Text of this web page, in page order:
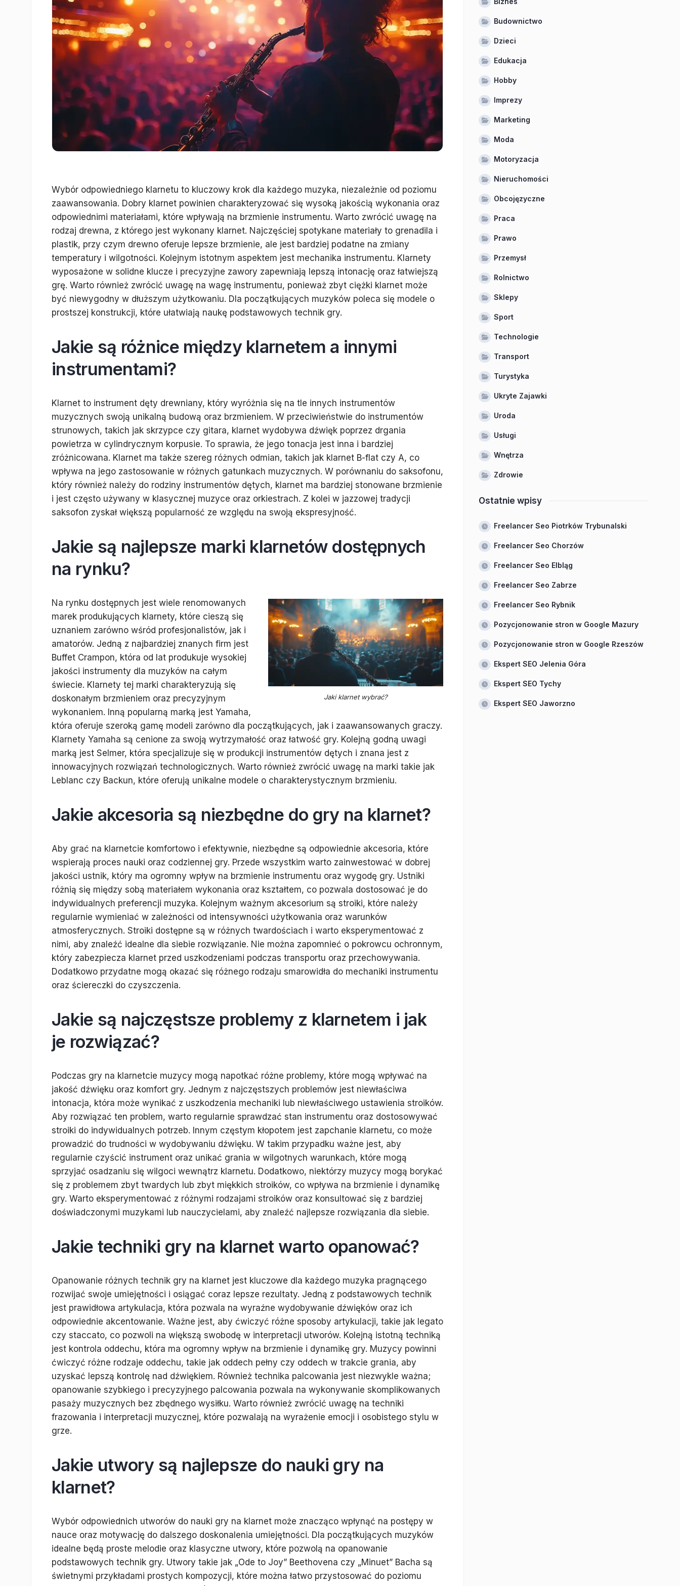
Wybór odpowiedniego klarnetu to kluczowy krok dla każdego muzyka, niezależnie od poziomu
zaawansowania. Dobry klarnet powinien charakteryzować się wysoką jakością wykonania oraz
odpowiednimi materiałami, które wpływają na brzmienie instrumentu. Warto zwrócić uwagę na
rodzaj drewna, z którego jest wykonany klarnet. Najczęściej spotykane materiały to grenadila i
plastik, przy czym drewno oferuje lepsze brzmienie, ale jest bardziej podatne na zmiany
temperatury i wilgotności. Kolejnym istotnym aspektem jest mechanika instrumentu. Klarnety
wyposażone w solidne klucze i precyzyjne zawory zapewniają lepszą intonację oraz łatwiejszą
grę. Warto również zwrócić uwagę na wagę instrumentu, ponieważ zbyt ciężki klarnet może
być niewygodny w dłuższym użytkowaniu. Dla początkujących muzyków poleca się modele o
prostszej konstrukcji, które ułatwiają naukę podstawowych technik gry.
Jakie są różnice między klarnetem a innymi
instrumentami?
Klarnet to instrument dęty drewniany, który wyróżnia się na tle innych instrumentów
muzycznych swoją unikalną budową oraz brzmieniem. W przeciwieństwie do instrumentów
strunowych, takich jak skrzypce czy gitara, klarnet wydobywa dźwięk poprzez drgania
powietrza w cylindrycznym korpusie. To sprawia, że jego tonacja jest inna i bardziej
zróżnicowana. Klarnet ma także szereg różnych odmian, takich jak klarnet B-flat czy A, co
wpływa na jego zastosowanie w różnych gatunkach muzycznych. W porównaniu do saksofonu,
który również należy do rodziny instrumentów dętych, klarnet ma bardziej stonowane brzmienie
i jest często używany w klasycznej muzyce oraz orkiestrach. Z kolei w jazzowej tradycji
saksofon zyskał większą popularność ze względu na swoją ekspresyjność.
Jakie są najlepsze marki klarnetów dostępnych
na rynku?
Jaki klarnet wybrać?
Na rynku dostępnych jest wiele renomowanych
marek produkujących klarnety, które cieszą się
uznaniem zarówno wśród profesjonalistów, jak i
amatorów. Jedną z najbardziej znanych firm jest
Buffet Crampon, która od lat produkuje wysokiej
jakości instrumenty dla muzyków na całym
świecie. Klarnety tej marki charakteryzują się
doskonałym brzmieniem oraz precyzyjnym
wykonaniem. Inną popularną marką jest Yamaha,
która oferuje szeroką gamę modeli zarówno dla początkujących, jak i zaawansowanych graczy.
Klarnety Yamaha są cenione za swoją wytrzymałość oraz łatwość gry. Kolejną godną uwagi
marką jest Selmer, która specjalizuje się w produkcji instrumentów dętych i znana jest z
innowacyjnych rozwiązań technologicznych. Warto również zwrócić uwagę na marki takie jak
Leblanc czy Backun, które oferują unikalne modele o charakterystycznym brzmieniu.
Jakie akcesoria są niezbędne do gry na klarnet?
Aby grać na klarnetcie komfortowo i efektywnie, niezbędne są odpowiednie akcesoria, które
wspierają proces nauki oraz codziennej gry. Przede wszystkim warto zainwestować w dobrej
jakości ustnik, który ma ogromny wpływ na brzmienie instrumentu oraz wygodę gry. Ustniki
różnią się między sobą materiałem wykonania oraz kształtem, co pozwala dostosować je do
indywidualnych preferencji muzyka. Kolejnym ważnym akcesorium są stroiki, które należy
regularnie wymieniać w zależności od intensywności użytkowania oraz warunków
atmosferycznych. Stroiki dostępne są w różnych twardościach i warto eksperymentować z
nimi, aby znaleźć idealne dla siebie rozwiązanie. Nie można zapomnieć o pokrowcu ochronnym,
który zabezpiecza klarnet przed uszkodzeniami podczas transportu oraz przechowywania.
Dodatkowo przydatne mogą okazać się różnego rodzaju smarowidła do mechaniki instrumentu
oraz ściereczki do czyszczenia.
Jakie są najczęstsze problemy z klarnetem i jak
je rozwiązać?
Podczas gry na klarnetcie muzycy mogą napotkać różne problemy, które mogą wpływać na
jakość dźwięku oraz komfort gry. Jednym z najczęstszych problemów jest niewłaściwa
intonacja, która może wynikać z uszkodzenia mechaniki lub niewłaściwego ustawienia stroików.
Aby rozwiązać ten problem, warto regularnie sprawdzać stan instrumentu oraz dostosowywać
stroiki do indywidualnych potrzeb. Innym częstym kłopotem jest zapchanie klarnetu, co może
prowadzić do trudności w wydobywaniu dźwięku. W takim przypadku ważne jest, aby
regularnie czyścić instrument oraz unikać grania w wilgotnych warunkach, które mogą
sprzyjać osadzaniu się wilgoci wewnątrz klarnetu. Dodatkowo, niektórzy muzycy mogą borykać
się z problemem zbyt twardych lub zbyt miękkich stroików, co wpływa na brzmienie i dynamikę
gry. Warto eksperymentować z różnymi rodzajami stroików oraz konsultować się z bardziej
doświadczonymi muzykami lub nauczycielami, aby znaleźć najlepsze rozwiązania dla siebie.
Jakie techniki gry na klarnet warto opanować?
Opanowanie różnych technik gry na klarnet jest kluczowe dla każdego muzyka pragnącego
rozwijać swoje umiejętności i osiągać coraz lepsze rezultaty. Jedną z podstawowych technik
jest prawidłowa artykulacja, która pozwala na wyraźne wydobywanie dźwięków oraz ich
odpowiednie akcentowanie. Ważne jest, aby ćwiczyć różne sposoby artykulacji, takie jak legato
czy staccato, co pozwoli na większą swobodę w interpretacji utworów. Kolejną istotną techniką
jest kontrola oddechu, która ma ogromny wpływ na brzmienie i dynamikę gry. Muzycy powinni
ćwiczyć różne rodzaje oddechu, takie jak oddech pełny czy oddech w trakcie grania, aby
uzyskać lepszą kontrolę nad dźwiękiem. Również technika palcowania jest niezwykle ważna;
opanowanie szybkiego i precyzyjnego palcowania pozwala na wykonywanie skomplikowanych
pasaży muzycznych bez zbędnego wysiłku. Warto również zwrócić uwagę na techniki
frazowania i interpretacji muzycznej, które pozwalają na wyrażenie emocji i osobistego stylu w
grze.
Jakie utwory są najlepsze do nauki gry na
klarnet?
Wybór odpowiednich utworów do nauki gry na klarnet może znacząco wpłynąć na postępy w
nauce oraz motywację do dalszego doskonalenia umiejętności. Dla początkujących muzyków
idealne będą proste melodie oraz klasyczne utwory, które pozwolą na opanowanie
podstawowych technik gry. Utwory takie jak „Ode to Joy” Beethovena czy „Minuet” Bacha są
świetnymi przykładami prostych kompozycji, które można łatwo przystosować do poziomu
Budownictwo
Dzieci
Edukacja
Hobby
Imprezy
Marketing
Moda
Motoryzacja
Nieruchomości
Obcojęzyczne
Praca
Prawo
Przemysł
Rolnictwo
Sklepy
Sport
Technologie
Transport
Turystyka
Ukryte Zajawki
Uroda
Usługi
Wnętrza
Zdrowie
Ostatnie wpisy
Freelancer Seo Piotrków Trybunalski
Freelancer Seo Chorzów
Freelancer Seo Elbląg
Freelancer Seo Zabrze
Freelancer Seo Rybnik
Pozycjonowanie stron w Google Mazury
Pozycjonowanie stron w Google Rzeszów
Ekspert SEO Jelenia Góra
Ekspert SEO Tychy
Ekspert SEO Jaworzno